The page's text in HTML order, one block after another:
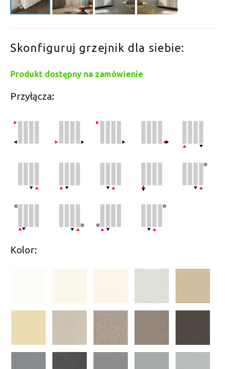
Skonfiguruj grzejnik dla siebie:
Produkt dostępny na zamówienie
Przyłącza:
Kolor: